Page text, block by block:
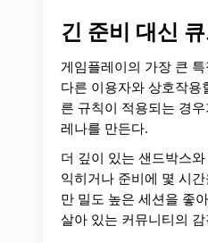
긴 준비 대신
게임플레이의 가장 큰
다른 이용자와 상호작
른 규칙이 적용되는 경
레나를 만든다.
더 깊이 있는 샌드박스
익히거나 준비에 몇 시
만 밀도 높은 세션을 좋
살아 있는 커뮤니티의